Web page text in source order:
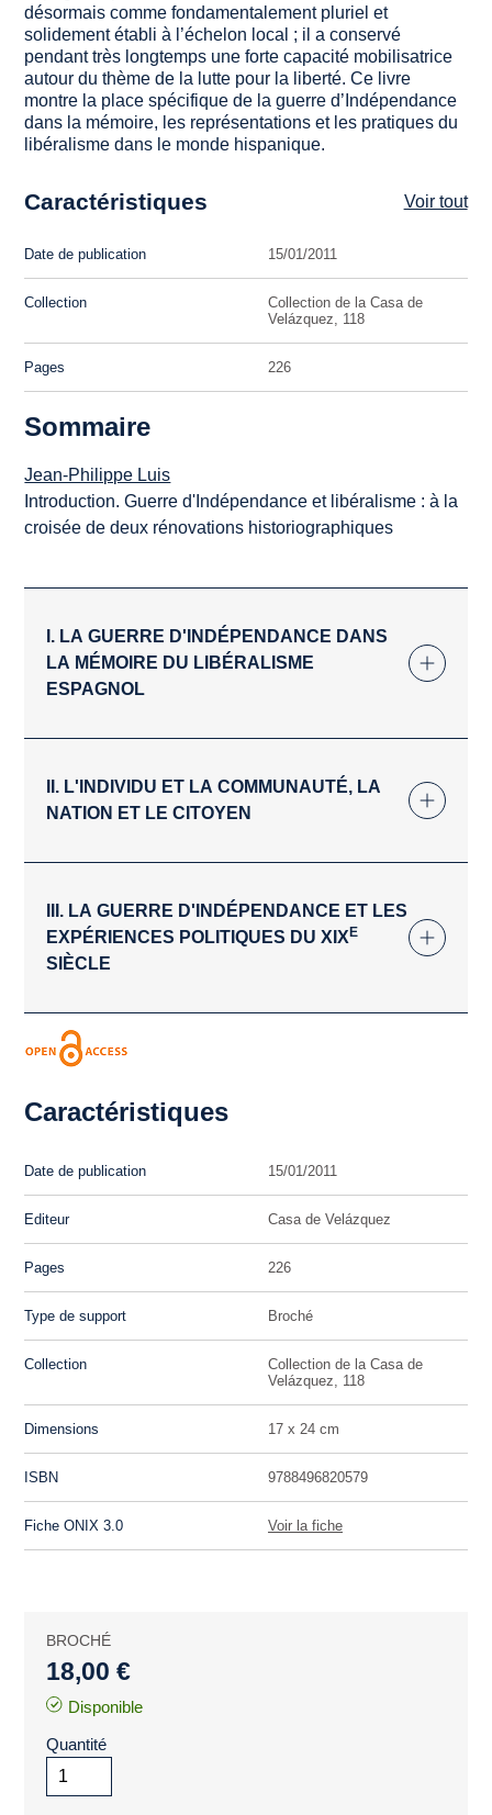
désormais comme fondamentalement pluriel et
solidement établi à l’échelon local ; il a conservé
pendant très longtemps une forte capacité mobilisatrice
autour du thème de la lutte pour la liberté. Ce livre
montre la place spécifique de la guerre d’Indépendance
dans la mémoire, les représentations et les pratiques du
libéralisme dans le monde hispanique.
Caractéristiques Voir tout
Date de publication 15/01/2011
Collection
Collection de la Casa de
Velázquez, 118
Pages 226
Sommaire
Jean-Philippe Luis
Introduction. Guerre d'Indépendance et libéralisme : à la
croisée de deux rénovations historiographiques
I. LA GUERRE D'INDÉPENDANCE DANS
LA MÉMOIRE DU LIBÉRALISME
ESPAGNOL
II. L'INDIVIDU ET LA COMMUNAUTÉ, LA
NATION ET LE CITOYEN
III. LA GUERRE D'INDÉPENDANCE ET LES
EXPÉRIENCES POLITIQUES DU XIXE
SIÈCLE
Caractéristiques
Date de publication 15/01/2011
Editeur Casa de Velázquez
Pages 226
Type de support Broché
Collection
Collection de la Casa de
Velázquez, 118
Dimensions 17 x 24 cm
ISBN 9788496820579
Fiche ONIX 3.0 Voir la fiche
BROCHÉ
18,00 €
Disponible
Quantité